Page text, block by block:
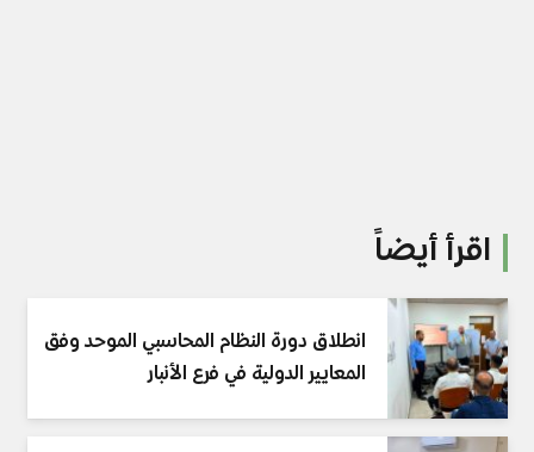
اقرأ أيضاً
انطلاق دورة النظام المحاسبي الموحد وفق
المعايير الدولية في فرع الأنبار